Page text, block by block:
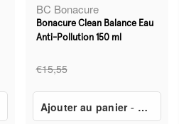
BC Bonacure
Bonacure Clean Balance Eau
Anti-Pollution 150 ml
€15,55
Ajouter au panier- €6,25